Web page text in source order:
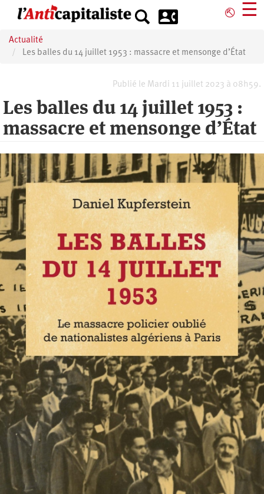
principal
⎋ ☰
Actualité
Les balles du 14 juillet 1953 : massacre et mensonge d’État
Publié le Mardi 11 juillet 2023 à 08h59.
Les balles du 14 juillet 1953 :
massacre et mensonge d’État